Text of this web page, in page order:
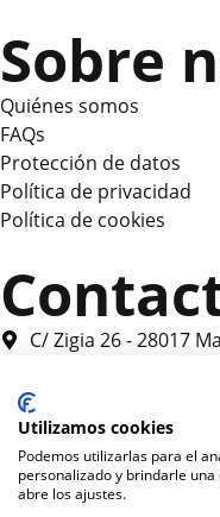
Sobre
Quiénes somos
FAQs
Protección de datos
Política de privacidad
Política de cookies
C/ Zigia 26 - 28017
2026 Fundación
Una web de horinteg
Utilizamos cookies
Podemos utilizarlas para el
personalizado y brindarle
abre los ajustes.